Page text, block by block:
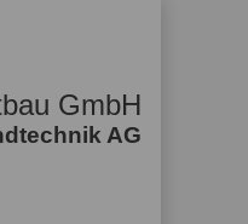
GmbH
AG